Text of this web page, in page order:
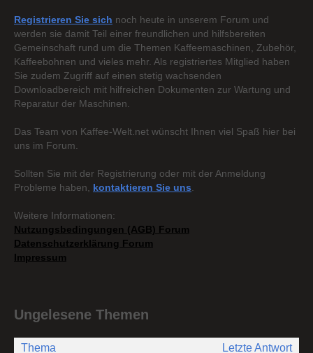
Registrieren Sie sich noch heute in unserem Forum und
werden sie damit Teil einer freundlichen und hilfsbereiten
Gemeinschaft rund um die Themen Kaffeemaschinen, Zubehör,
Kaffeebohnen und vieles mehr. Als registriertes Mitglied haben
Sie zudem Zugriff auf einen stetig wachsenden
Downloadbereich mit hilfreichen Dokumenten zur Wartung und
Reparatur der Maschinen.
Das Team von Kaffee-Welt.net wünscht Ihnen viel Spaß hier bei
uns im Forum.
Sollten Sie mit der Registrierung oder mit der Anmeldung
Probleme haben, kontaktieren Sie uns
Weitere Informationen:
Nutzungsbedingungen (AGB) Forum
Datenschutzerklärung Forum
Impressum
Ungelesene Themen
Thema Letzte Antwort